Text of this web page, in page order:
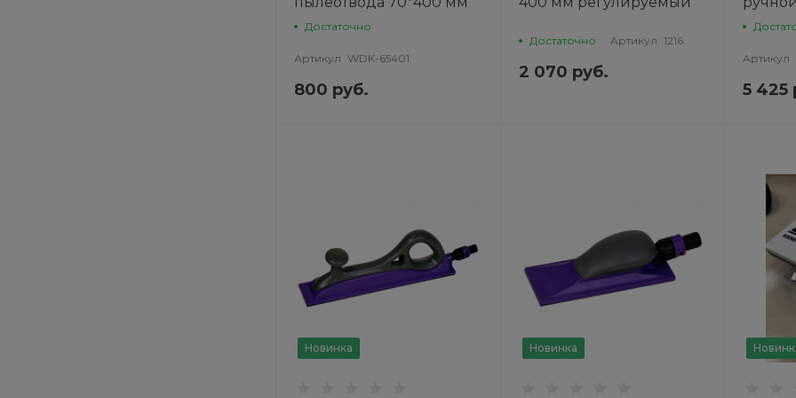
Достаточно
Артикул WDK-65401
800 руб.
VEGA
Достаточно Артикул 1216
2 070 руб.
MIRKA
Артикул
5 425
Новинка Новинка